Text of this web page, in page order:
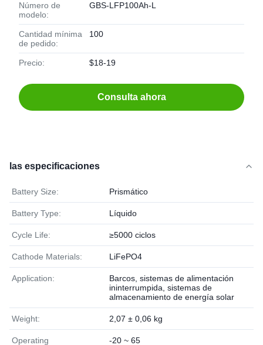
Número de
modelo:
GBS-LFP100Ah-L
Cantidad mínima
de pedido:
100
Precio: $18-19
Consulta ahora
las especificaciones
Battery Size: Prismático
Battery Type: Líquido
Cycle Life: ≥5000 ciclos
Cathode Materials: LiFePO4
Application:
Barcos, sistemas de alimentación
ininterrumpida, sistemas de
almacenamiento de energía solar
Weight: 2,07 ± 0,06 kg
Operating
-20 ~ 65